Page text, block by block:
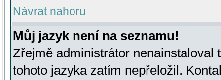
Návrat nahoru
Můj jazyk není na seznamu!
Zřejmě administrátor nenainstaloval
tohoto jazyka zatím nepřeložil.